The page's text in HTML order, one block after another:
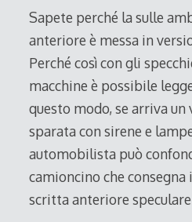
Sapete perché la sulle
anteriore è messa in
Perché così con gli
macchine è possibile
questo modo, se arriva
sparata con sirene e
automobilista può
camioncino che
scritta anteriore